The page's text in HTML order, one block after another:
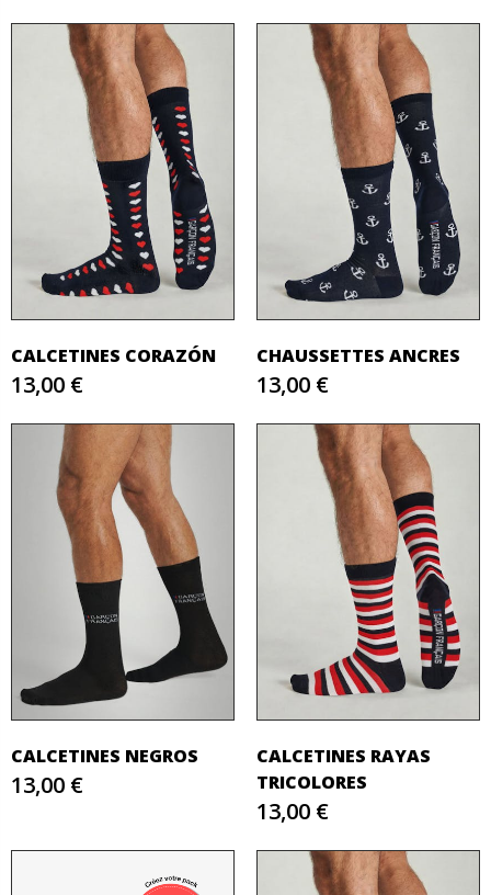
CALCETINES CORAZÓN
13,00 €
CHAUSSETTES ANCRES
13,00 €
CALCETINES NEGROS
13,00 €
CALCETINES RAYAS
TRICOLORES
13,00 €